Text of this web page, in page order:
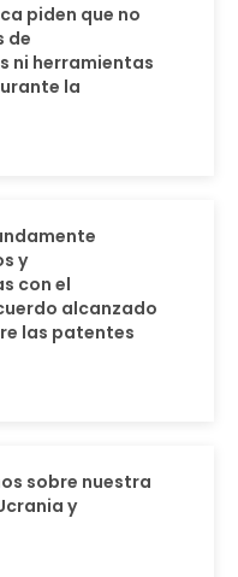
piden que no
de
ni herramientas
la
y
con el
alcanzado
las patentes
sobre nuestra
y